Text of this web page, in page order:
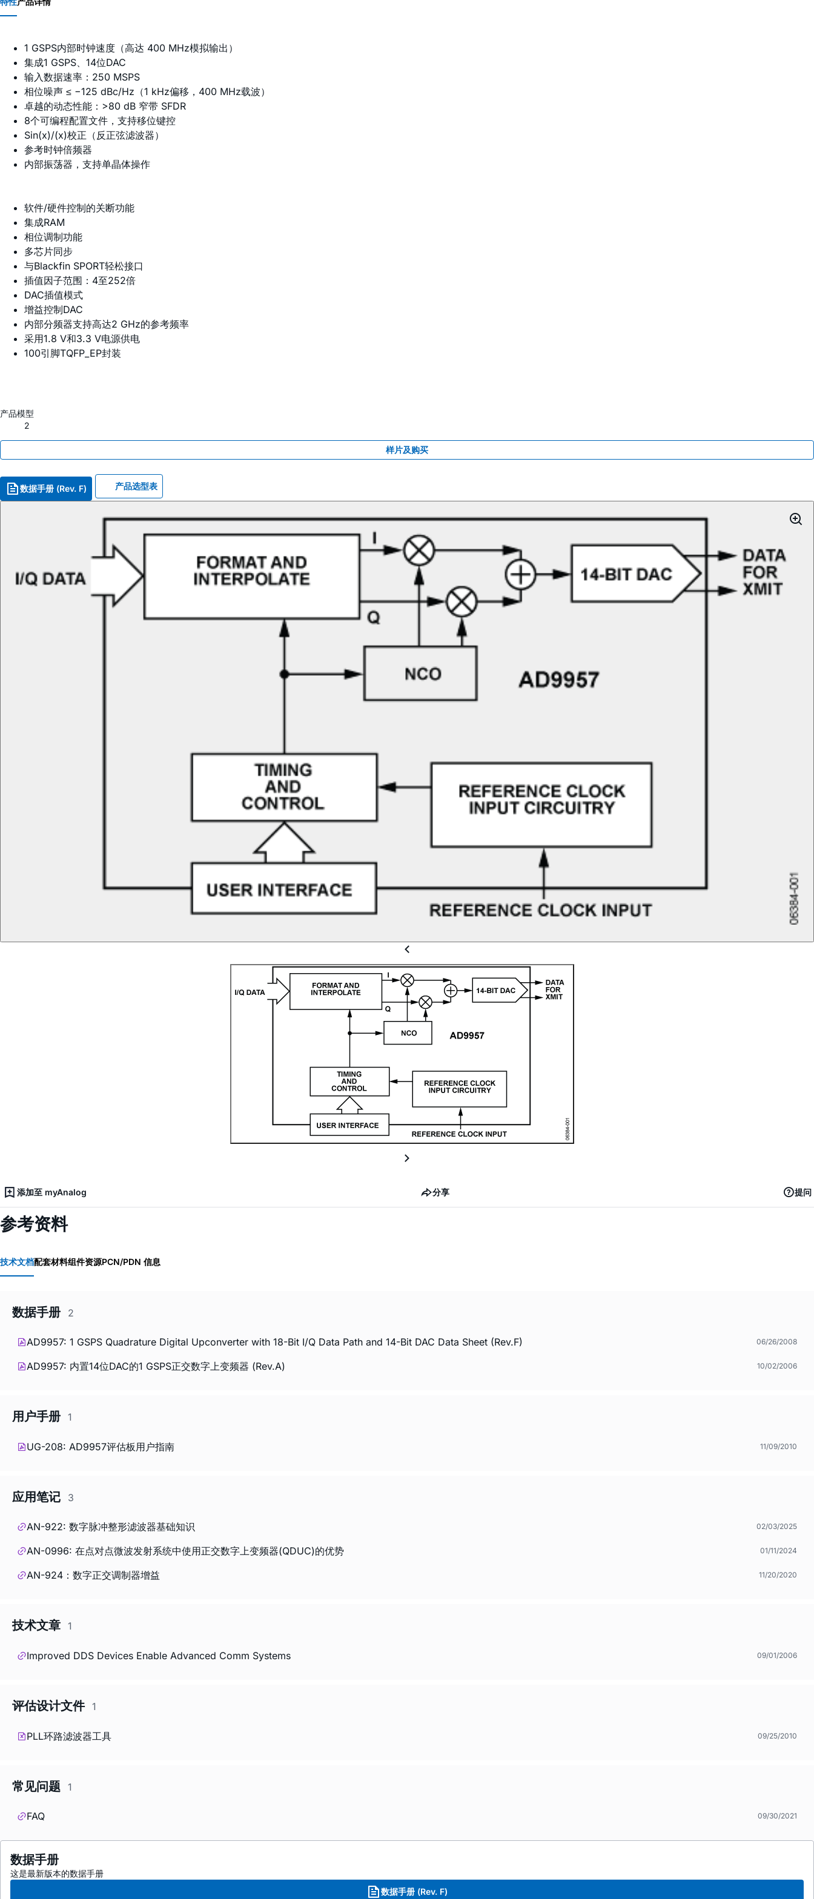
1 GSPS内部时钟速度（高达 400 MHz模拟输出）
集成1 GSPS、14位DAC
输入数据速率：250 MSPS
相位噪声 ≤ −125 dBc/Hz（1 kHz偏移，400 MHz载波）
卓越的动态性能：>80 dB 窄带 SFDR
8个可编程配置文件，支持移位键控
Sin(x)/(x)校正（反正弦滤波器）
参考时钟倍频器
内部振荡器，支持单晶体操作
软件/硬件控制的关断功能
集成RAM
相位调制功能
多芯片同步
与Blackfin SPORT轻松接口
插值因子范围：4至252倍
DAC插值模式
增益控制DAC
内部分频器支持高达2 GHz的参考频率
采用1.8 V和3.3 V电源供电
100引脚TQFP_EP封装
产品模型
2
样片及购买
数据手册 (Rev. F) 产品选型表
添加至 myAnalog 分享 提问
参考资料
技术文档配套材料组件资源PCN/PDN 信息
数据手册 2
AD9957: 1 GSPS Quadrature Digital Upconverter with 18-Bit I/Q Data Path and 14-Bit DAC Data Sheet (Rev.F) 06/26/2008
AD9957: 内置14位DAC的1 GSPS正交数字上变频器 (Rev.A) 10/02/2006
用户手册 1
UG-208: AD9957评估板用户指南 11/09/2010
应用笔记 3
AN-922: 数字脉冲整形滤波器基础知识 02/03/2025
AN-0996: 在点对点微波发射系统中使用正交数字上变频器(QDUC)的优势 01/11/2024
AN-924：数字正交调制器增益 11/20/2020
技术文章 1
Improved DDS Devices Enable Advanced Comm Systems 09/01/2006
评估设计文件 1
PLL环路滤波器工具 09/25/2010
常见问题 1
FAQ 09/30/2021
数据手册
这是最新版本的数据手册
数据手册 (Rev. F)